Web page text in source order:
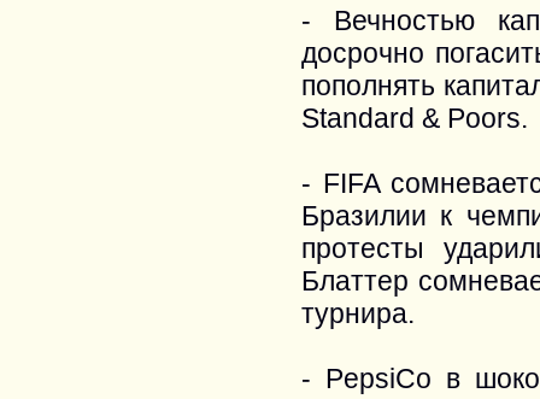
- Вечностью
досрочно
пополнять
Standard & Poors.
- FIFA
Бразилии к
протесты
Блаттер
турнира.
- PepsiCo в